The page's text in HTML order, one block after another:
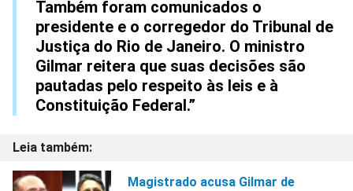
Também foram comunicados o
presidente e o corregedor do Tribunal de
Justiça do Rio de Janeiro. O ministro
Gilmar reitera que suas decisões são
pautadas pelo respeito às leis e à
Constituição Federal.”
Magistrado acusa Gilmar de